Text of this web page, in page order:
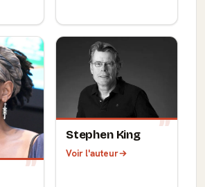
Stephen King
Voir l'auteur